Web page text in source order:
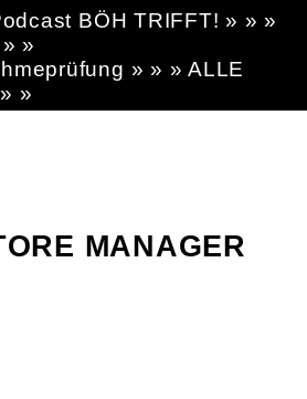
BÖH TRIFFT! » » »
»
» » » ALLE
»
MANAGER